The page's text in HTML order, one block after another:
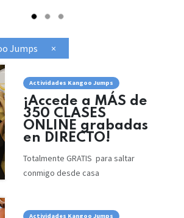
Jumps ×
Actividades Kangoo Jumps
¡Accede a MÁS de
350 CLASES
ONLINE grabadas
en DIRECTO!
Totalmente GRATIS para saltar
conmigo desde casa
Actividades Kangoo Jumps